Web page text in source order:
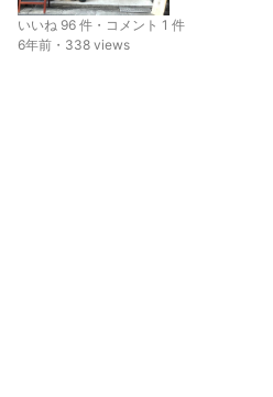
いいね 96 件・コメント 1 件
6年前・338 views